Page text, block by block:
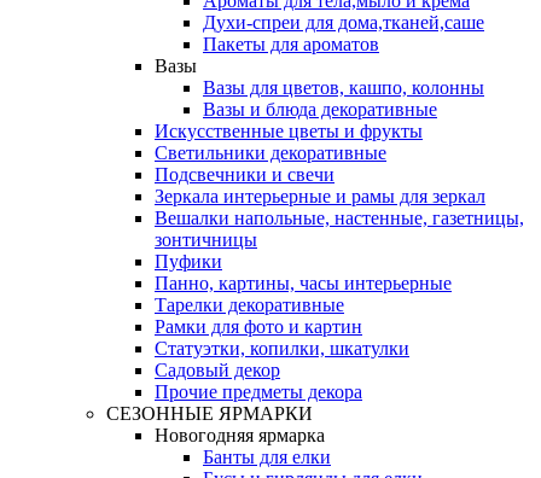
Духи-спреи для дома,тканей,саше
Пакеты для ароматов
Вазы
Вазы для цветов, кашпо, колонны
Вазы и блюда декоративные
Искусственные цветы и фрукты
Светильники декоративные
Подсвечники и свечи
Зеркала интерьерные и рамы для зеркал
Вешалки напольные, настенные, газетницы,
зонтичницы
Пуфики
Панно, картины, часы интерьерные
Тарелки декоративные
Рамки для фото и картин
Статуэтки, копилки, шкатулки
Садовый декор
Прочие предметы декора
СЕЗОННЫЕ ЯРМАРКИ
Новогодняя ярмарка
Банты для елки